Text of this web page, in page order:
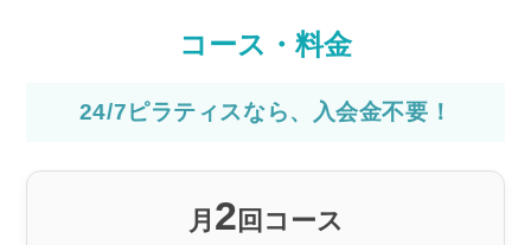
コース・料金
24/7ピラティスなら、入会金不要！
月 2 回コース